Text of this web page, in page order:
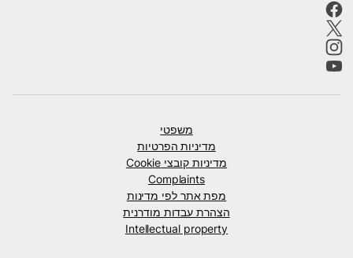
משפטי
מדיניות הפרטיות
מדיניות קובצי Cookie
Complaints
מפת אתר לפי מדינות
הצהרת עבדות מודרנית
Intellectual property